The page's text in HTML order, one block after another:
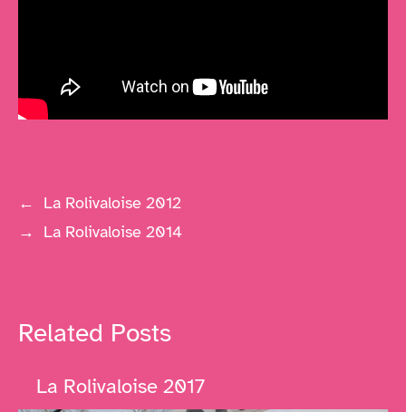
←
La Rolivaloise 2012
→
La Rolivaloise 2014
Related Posts
La Rolivaloise 2017